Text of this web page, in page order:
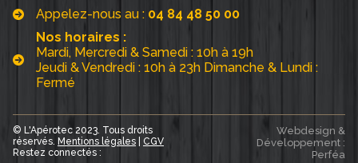
Appelez-nous au : 04 84 48 50 00
Nos horaires :
Mardi, Mercredi & Samedi : 10h à 19h
Jeudi & Vendredi : 10h à 23h Dimanche & Lundi :
Fermé
© L'Apérotec 2023. Tous droits
réservés. Mentions légales
CGV
Restez connectés :
Webdesign &
Développement :
Perféa